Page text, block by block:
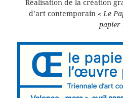
Réalisation de la création
d’art contemporain « Le
papier